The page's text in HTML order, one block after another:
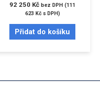
92 250 Kč bez DPH (111
623 Kčs DPH)
Přidat do košíku